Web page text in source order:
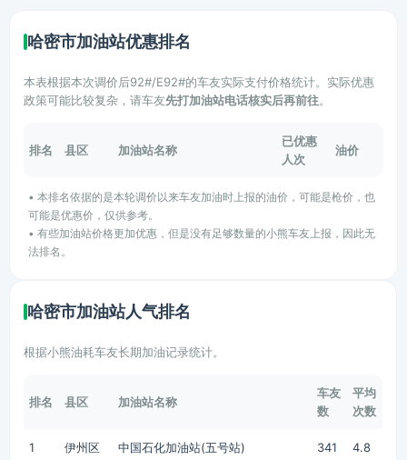
哈密市加油站优惠排名
本表根据本次调价后92#/E92#的车友实际支付价格统计。实际优惠
政策可能比较复杂，请车友先打加油站电话核实后再前往。
排名 县区 加油站名称
已优惠
人次
油价
• 本排名依据的是本轮调价以来车友加油时上报的油价，可能是枪价，也
可能是优惠价，仅供参考。
• 有些加油站价格更加优惠，但是没有足够数量的小熊车友上报，因此无
法排名。
哈密市加油站人气排名
根据小熊油耗车友长期加油记录统计。
排名 县区 加油站名称
车友
数
平均
次数
1 伊州区 中国石化加油站(五号站) 341 4.8